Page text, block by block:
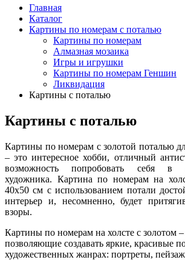
Главная
Каталог
Картины по номерам с поталью
Картины по номерам
Алмазная мозаика
Игры и игрушки
Картины по номерам Геншин
Ликвидация
Картины с поталью
Картины с поталью
Картины по номерам с золотой поталью
– это интересное хобби, отличный
возможность попробовать себя в
художника. Картина по номерам на
40х50 см с использованием потали
интерьер и, несомненно, будет
взоры.
Картины по номерам на холсте с золотом
позволяющие создавать яркие, красивые
художественных жанрах: портреты,